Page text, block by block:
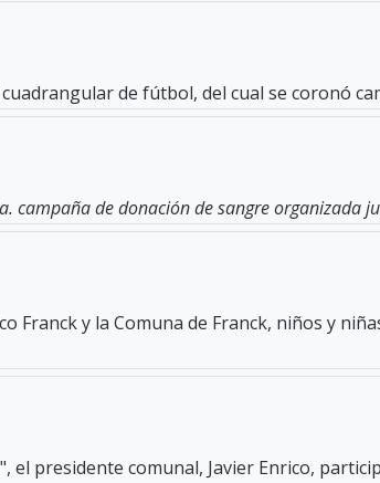
de fútbol, del cual se coronó
campaña de donación de sangre organizada
y la Comuna de Franck, niños y
el presidente comunal, Javier Enrico,